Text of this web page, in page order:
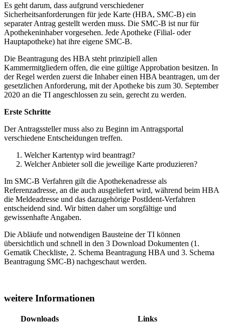
Es geht darum, dass aufgrund verschiedener
Sicherheitsanforderungen für jede Karte (HBA, SMC-B) ein
separater Antrag gestellt werden muss. Die SMC-B ist nur für
Apothekeninhaber vorgesehen. Jede Apotheke (Filial- oder
Hauptapotheke) hat ihre eigene SMC-B.
Die Beantragung des HBA steht prinzipiell allen
Kammermitgliedern offen, die eine gültige Approbation besitzen. In
der Regel werden zuerst die Inhaber einen HBA beantragen, um der
gesetzlichen Anforderung, mit der Apotheke bis zum 30. September
2020 an die TI angeschlossen zu sein, gerecht zu werden.
Erste Schritte
Der Antragssteller muss also zu Beginn im Antragsportal
verschiedene Entscheidungen treffen.
Welcher Kartentyp wird beantragt?
Welcher Anbieter soll die jeweilige Karte produzieren?
Im SMC-B Verfahren gilt die Apothekenadresse als
Referenzadresse, an die auch ausgeliefert wird, während beim HBA
die Meldeadresse und das dazugehörige PostIdent-Verfahren
entscheidend sind. Wir bitten daher um sorgfältige und
gewissenhafte Angaben.
Die Abläufe und notwendigen Bausteine der TI können
übersichtlich und schnell in den 3 Download Dokumenten (1.
Gematik Checkliste, 2. Schema Beantragung HBA und 3. Schema
Beantragung SMC-B) nachgeschaut werden.
weitere Informationen
Downloads
Links